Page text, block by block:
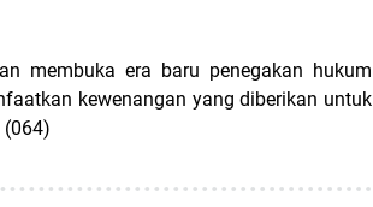
membuka era baru penegakan hukum
kewenangan yang diberikan untuk
(064)